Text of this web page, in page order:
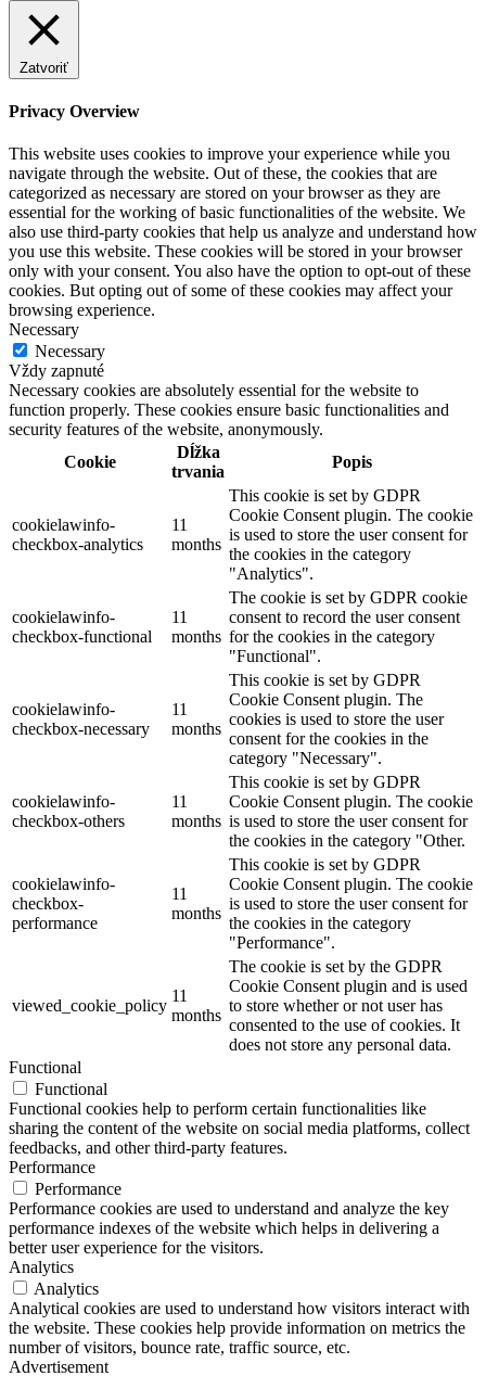
Zatvoriť
Privacy Overview
This website uses cookies to improve your experience while you
navigate through the website. Out of these, the cookies that are
categorized as necessary are stored on your browser as they are
essential for the working of basic functionalities of the website. We
also use third-party cookies that help us analyze and understand how
you use this website. These cookies will be stored in your browser
only with your consent. You also have the option to opt-out of these
cookies. But opting out of some of these cookies may affect your
browsing experience.
Necessary
Necessary
Vždy zapnuté
Necessary cookies are absolutely essential for the website to
function properly. These cookies ensure basic functionalities and
security features of the website, anonymously.
Cookie
Dĺžka
trvania
Popis
cookielawinfo-
checkbox-analytics
11
months
This cookie is set by GDPR
Cookie Consent plugin. The cookie
is used to store the user consent for
the cookies in the category
"Analytics".
cookielawinfo-
checkbox-functional
11
months
The cookie is set by GDPR cookie
consent to record the user consent
for the cookies in the category
"Functional".
cookielawinfo-
checkbox-necessary
11
months
This cookie is set by GDPR
Cookie Consent plugin. The
cookies is used to store the user
consent for the cookies in the
category "Necessary".
cookielawinfo-
checkbox-others
11
months
This cookie is set by GDPR
Cookie Consent plugin. The cookie
is used to store the user consent for
the cookies in the category "Other.
cookielawinfo-
checkbox-
performance
11
months
This cookie is set by GDPR
Cookie Consent plugin. The cookie
is used to store the user consent for
the cookies in the category
"Performance".
viewed_cookie_policy
11
months
The cookie is set by the GDPR
Cookie Consent plugin and is used
to store whether or not user has
consented to the use of cookies. It
does not store any personal data.
Functional
Functional
Functional cookies help to perform certain functionalities like
sharing the content of the website on social media platforms, collect
feedbacks, and other third-party features.
Performance
Performance
Performance cookies are used to understand and analyze the key
performance indexes of the website which helps in delivering a
better user experience for the visitors.
Analytics
Analytics
Analytical cookies are used to understand how visitors interact with
the website. These cookies help provide information on metrics the
number of visitors, bounce rate, traffic source, etc.
Advertisement